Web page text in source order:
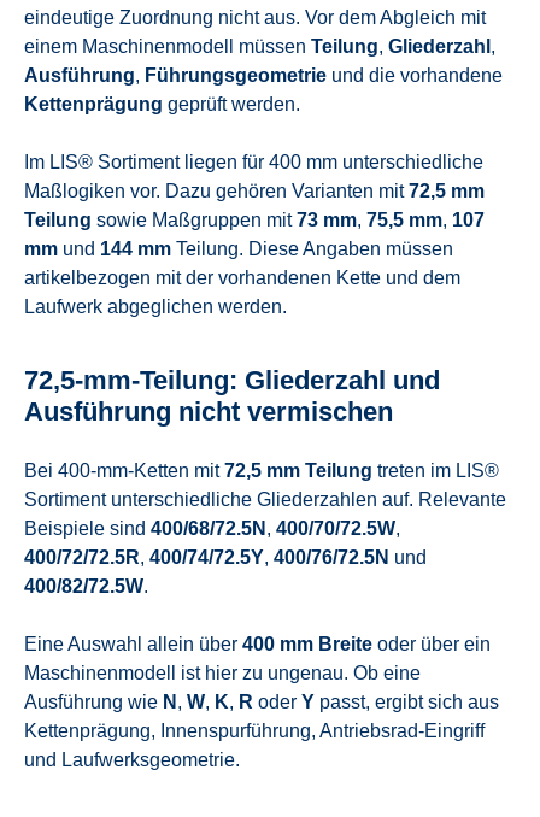
eindeutige Zuordnung nicht aus. Vor dem Abgleich mit
einem Maschinenmodell müssen Teilung, Gliederzahl ,
Ausführung, Führungsgeometrie und die vorhandene
Kettenprägung geprüft werden.
Im LIS® Sortiment liegen für 400 mm unterschiedliche
Maßlogiken vor. Dazu gehören Varianten mit72,5 mm
Teilung sowie Maßgruppen mit73 mm, 75,5 mm, 107
mm und 144 mm Teilung. Diese Angaben müssen
artikelbezogen mit der vorhandenen Kette und dem
Laufwerk abgeglichen werden.
72,5-mm-Teilung: Gliederzahl und
Ausführung nicht vermischen
Bei 400-mm-Ketten mit72,5 mm Teilung treten im LIS®
Sortiment unterschiedliche Gliederzahlen auf. Relevante
Beispiele sind 400/68/72.5N , 400/70/72.5W,
400/72/72.5R, 400/74/72.5Y, 400/76/72.5N und
400/82/72.5W.
Eine Auswahl allein über 400 mm Breite oder über ein
Maschinenmodell ist hier zu ungenau. Ob eine
Ausführung wie N , W, K, R oder Y passt, ergibt sich aus
Kettenprägung, Innenspurführung, Antriebsrad-Eingriff
und Laufwerksgeometrie.